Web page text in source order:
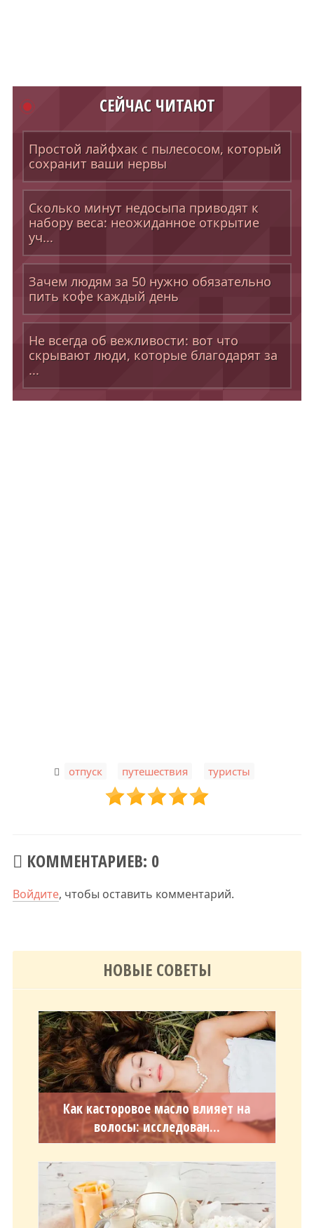
СЕЙЧАС ЧИТАЮТ
Простой лайфхак с пылесосом, который
сохранит ваши нервы
Сколько минут недосыпа приводят к
набору веса: неожиданное открытие
уч...
Зачем людям за 50 нужно обязательно
пить кофе каждый день
Не всегда об вежливости: вот что
скрывают люди, которые благодарят за
...
отпуск путешествия туристы
КОММЕНТАРИЕВ: 0
Войдите, чтобы оставить комментарий.
НОВЫЕ СОВЕТЫ
Как касторовое масло влияет на
волосы: исследован...